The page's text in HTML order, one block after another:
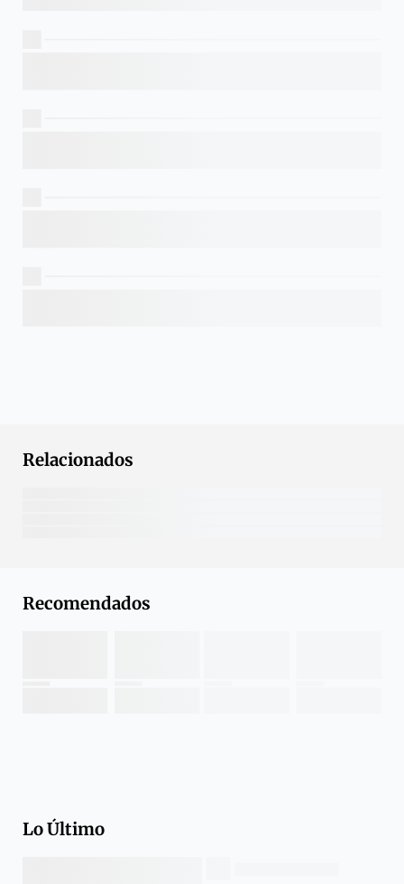
Relacionados
Recomendados
Lo Último